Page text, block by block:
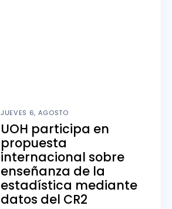
JUEVES 6, AGOSTO
UOH participa en
propuesta
internacional sobre
enseñanza de la
estadística mediante
datos del CR2